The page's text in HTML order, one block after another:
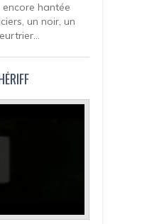
hantée
un noir, un